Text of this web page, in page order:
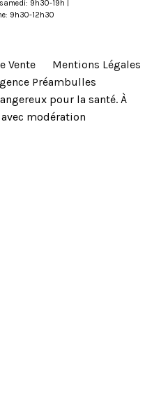
9h30-19h |
9h30-12h30
Vente
Mentions Légales
Préambulles
pour la santé. À
modération